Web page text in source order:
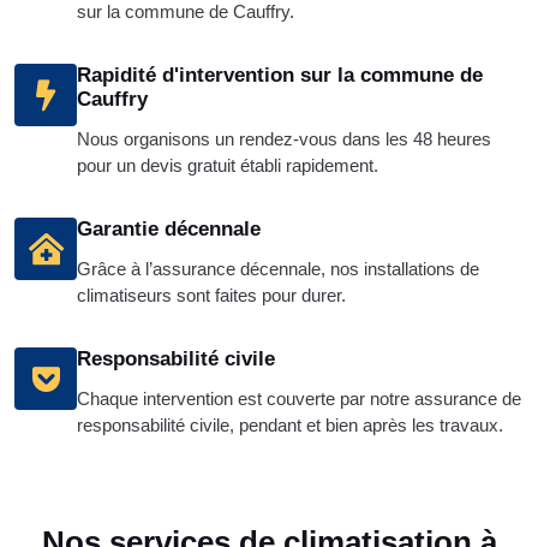
sur la commune de Cauffry.
Rapidité d'intervention sur la commune de
Cauffry
Nous organisons un rendez-vous dans les 48 heures
pour un devis gratuit établi rapidement.
Garantie décennale
Grâce à l’assurance décennale, nos installations de
climatiseurs sont faites pour durer.
Responsabilité civile
Chaque intervention est couverte par notre assurance de
responsabilité civile, pendant et bien après les travaux.